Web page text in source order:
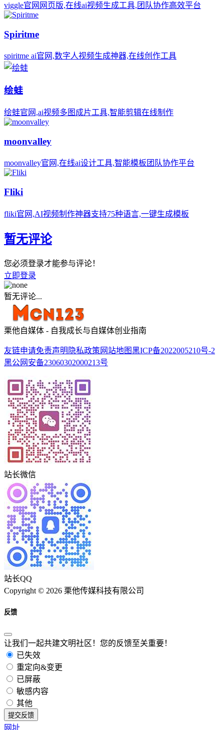
viggle官网网页版,在线ai视频生成工具,团队协作高效平台
Spiritme
spiritme ai官网,数字人视频生成神器,在线创作工具
绘蛙
绘蛙官网,ai视频多图成片工具,智能剪辑在线制作
moonvalley
moonvalley官网,在线ai设计工具,智能模板团队协作平台
Fliki
fliki官网,AI视频制作神器支持75种语言,一键生成模板
暂无评论
您必须登录才能参与评论！
立即登录
暂无评论...
栗他自媒体 - 自我成长与自媒体创业指南
友链申请免责声明 隐私政策 网站地图黑ICP备2022005210号-2
黑公网安备23060302000213号
站长微信
站长QQ
Copyright © 2026 栗他传媒科技有限公司
反馈
让我们一起共建文明社区！您的反馈至关重要！
已失效
重定向&变更
已屏蔽
敏感内容
其他
提交反馈
网址